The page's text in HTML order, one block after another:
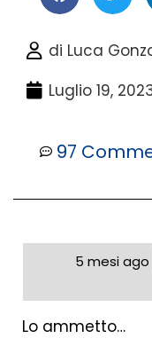
di Luca
Luglio 19,
97
5 mesi ago
Lo ammetto…